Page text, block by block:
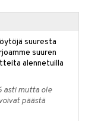
suuresta
suuren
alennetuilla
asti mutta ole
päästä